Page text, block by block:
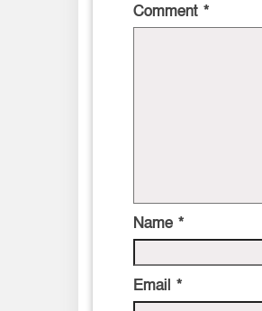
Comment *
Name *
Email *